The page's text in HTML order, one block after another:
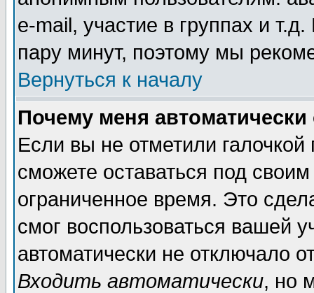
e-mail, участие в группах и
пару минут, поэтому мы
Вернуться к началу
Почему меня автоматически
Если вы не отметили галочкой
сможете оставаться под
ограниченное время. Это
смог воспользоваться вашей
автоматически не отключало
Входить автоматически, но